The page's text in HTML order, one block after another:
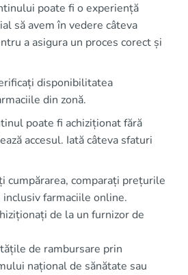
poate fi o experiență
să avem în vedere câteva
a asigura un proces corect și
disponibilitatea
din zonă.
poate fi achiziționat fără
accesul. Iată câteva sfaturi
cumpărarea, comparați prețurile
farmaciile online.
de la un furnizor de
de rambursare prin
național de sănătate sau